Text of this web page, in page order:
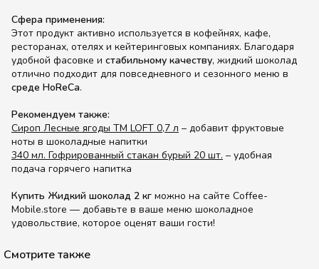
Сфера применения:
Этот продукт активно используется в кофейнях, кафе,
ресторанах, отелях и кейтеринговых компаниях. Благодаря
удобной фасовке и стабильному качеству, жидкий шоколад
отлично подходит для повседневного и сезонного меню в
среде HoReCa.
Рекомендуем также:
Сироп Лесные ягоды TM LOFT 0,7 л – добавит фруктовые
ноты в шоколадные напитки
340 мл. Гофрированный стакан бурый 20 шт. – удобная
подача горячего напитка
Купить Жидкий шоколад 2 кг можно на сайте Coffee-
Mobile.store — добавьте в ваше меню шоколадное
удовольствие, которое оценят ваши гости!
Смотрите также